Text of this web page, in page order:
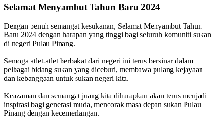
Selamat Menyambut Tahun Baru 2024
Dengan penuh semangat kesukanan, Selamat Menyambut Tahun
Baru 2024 dengan harapan yang tinggi bagi seluruh komuniti sukan
di negeri Pulau Pinang.
Semoga atlet-atlet berbakat dari negeri ini terus bersinar dalam
pelbagai bidang sukan yang diceburi, membawa pulang kejayaan
dan kebanggaan untuk sukan negeri kita.
Keazaman dan semangat juang kita diharapkan akan terus menjadi
inspirasi bagi generasi muda, mencorak masa depan sukan Pulau
Pinang dengan kecemerlangan.